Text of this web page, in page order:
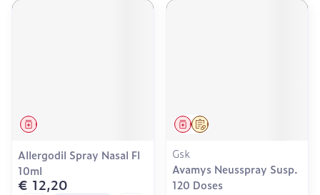
Geneesmiddel
Allergodil Spray Nasal Fl
10ml
€ 12,20
Op voorschrift
Geneesmiddel
Gsk
Avamys Neusspray Susp.
120 Doses